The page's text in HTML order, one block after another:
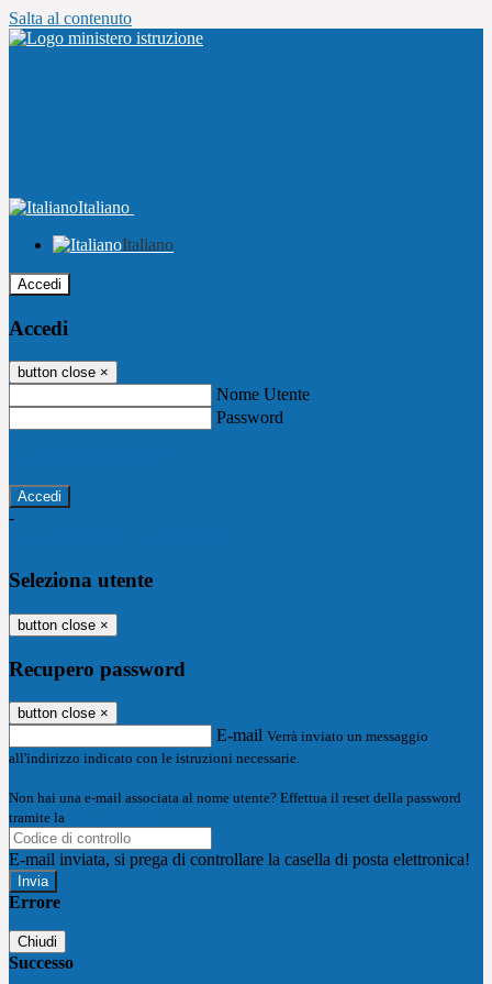
Salta al contenuto
Italiano
Italiano
Accedi
Accedi
button close ×
Nome Utente
Password
-
Seleziona utente
button close ×
Recupero password
button close ×
E-mail Verrà inviato un messaggio
all'indirizzo indicato con le istruzioni necessarie.
Non hai una e-mail associata al nome utente? Effettua il reset della password
tramite la
E-mail inviata, si prega di controllare la casella di posta elettronica!
Errore
Chiudi
Successo